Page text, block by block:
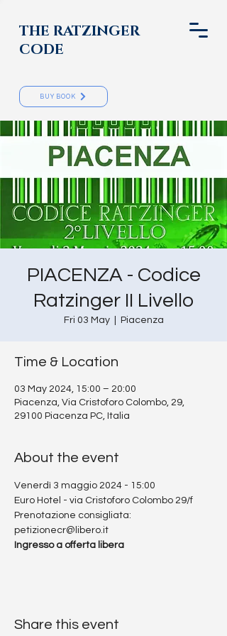
THE RATZINGER
CODE
BUY BOOK
PIACENZA - Codice
Ratzinger II Livello
Fri 03 May
  |
Piacenza
Time & Location
03 May 2024, 15:00 – 20:00
Piacenza, Via Cristoforo Colombo, 29,
29100 Piacenza PC, Italia
About the event
Venerdì 3 maggio 2024 - 15:00
Euro Hotel - via Cristoforo Colombo 29/f
Prenotazione consigliata:
petizionecr@libero.it
Ingresso a offerta libera
Share this event